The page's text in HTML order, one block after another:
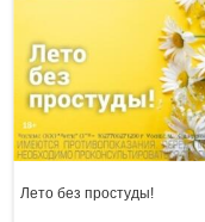
Лето без простуды!